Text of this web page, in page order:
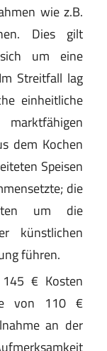
wie z.B.
Dies gilt
um eine
Streitfall lag
einheitliche
dem Kochen
Speisen
die
um die
künstlichen
führen.
€ Kosten
von 110 €
an der